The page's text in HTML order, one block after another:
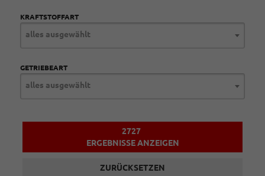
KRAFTSTOFFART
alles ausgewählt
GETRIEBEART
alles ausgewählt
2727
ERGEBNISSE ANZEIGEN
ZURÜCKSETZEN